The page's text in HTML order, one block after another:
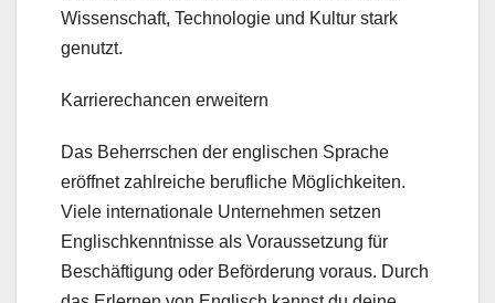
Wissenschaft, Technologie und Kultur stark
genutzt.
Karrierechancen erweitern
Das Beherrschen der englischen Sprache
eröffnet zahlreiche berufliche Möglichkeiten.
Viele internationale Unternehmen setzen
Englischkenntnisse als Voraussetzung für
Beschäftigung oder Beförderung voraus. Durch